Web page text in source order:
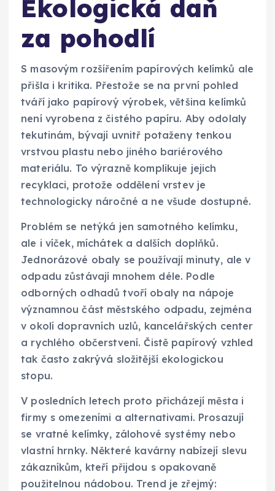
Ekologická daň
za pohodlí
S masovým rozšířením papírových kelímků ale
přišla i kritika. Přestože se na první pohled
tváří jako papírový výrobek, většina kelímků
není vyrobena z čistého papíru. Aby odolaly
tekutinám, bývají uvnitř potaženy tenkou
vrstvou plastu nebo jiného bariérového
materiálu. To výrazně komplikuje jejich
recyklaci, protože oddělení vrstev je
technologicky náročné a ne všude dostupné.
Problém se netýká jen samotného kelímku,
ale i víček, míchátek a dalších doplňků.
Jednorázové obaly se používají minuty, ale v
odpadu zůstávají mnohem déle. Podle
odborných odhadů tvoří obaly na nápoje
významnou část městského odpadu, zejména
v okolí dopravních uzlů, kancelářských center
a rychlého občerstvení. Čistě papírový vzhled
tak často zakrývá složitější ekologickou
stopu.
V posledních letech proto přicházejí města i
firmy s omezeními a alternativami. Prosazují
se vratné kelímky, zálohové systémy nebo
vlastní hrnky. Některé kavárny nabízejí slevu
zákazníkům, kteří přijdou s opakovaně
použitelnou nádobou. Trend je zřejmý: